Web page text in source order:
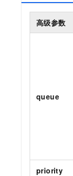
高级参数
queue
priority